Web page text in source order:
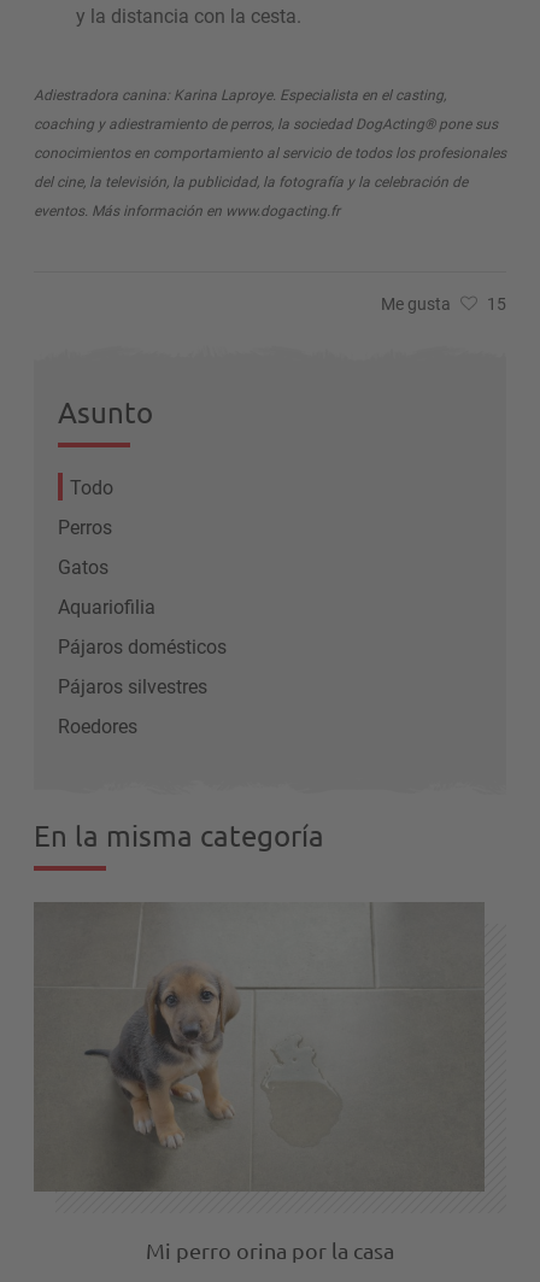
y la distancia con la cesta.
Adiestradora canina: Karina Laproye. Especialista en el casting,
coaching y adiestramiento de perros, la sociedad DogActing® pone sus
conocimientos en comportamiento al servicio de todos los profesionales
del cine, la televisión, la publicidad, la fotografía y la celebración de
eventos. Más información en www.dogacting.fr
Me gusta 15
Asunto
Todo
Perros
Gatos
Aquariofilia
Pájaros domésticos
Pájaros silvestres
Roedores
En la misma categoría
Mi perro orina por la casa